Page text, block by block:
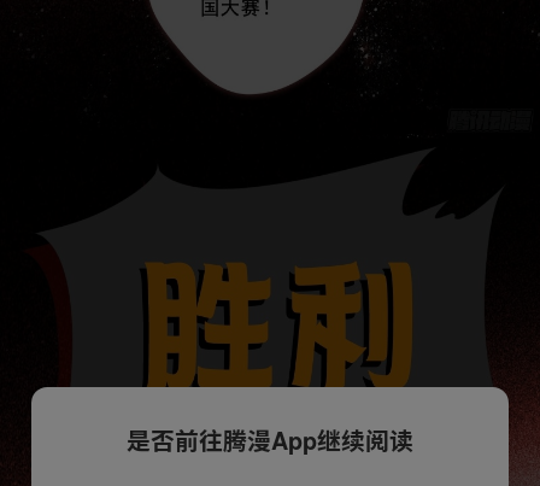
是否前往腾漫App继续阅读